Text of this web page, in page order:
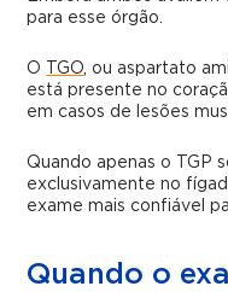
para esse órgão.
O TGO, ou aspartato
está presente no
em casos de lesões
Quando apenas o TGP
exclusivamente no
exame mais confiável
Quando o